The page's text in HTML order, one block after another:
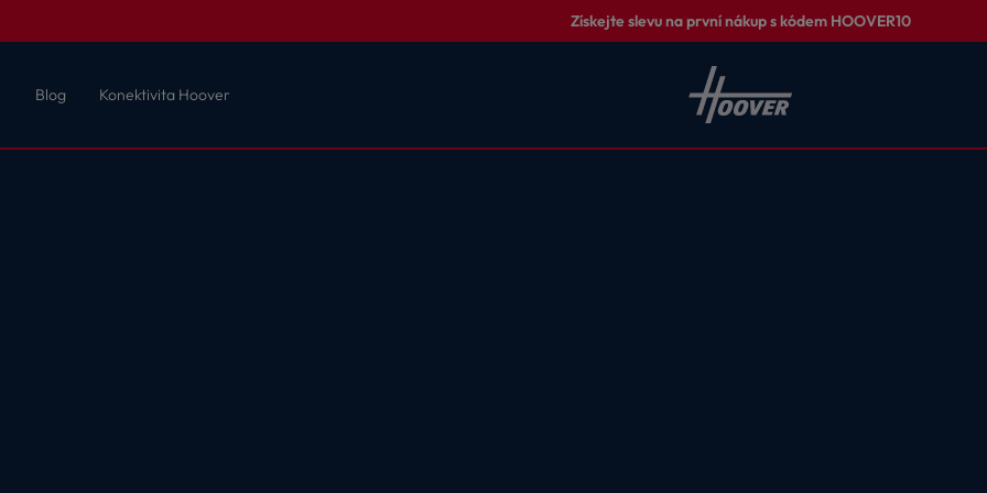
Získejte slevu na první nákup s kódem HOOVER10
Blog Konektivita Hoover